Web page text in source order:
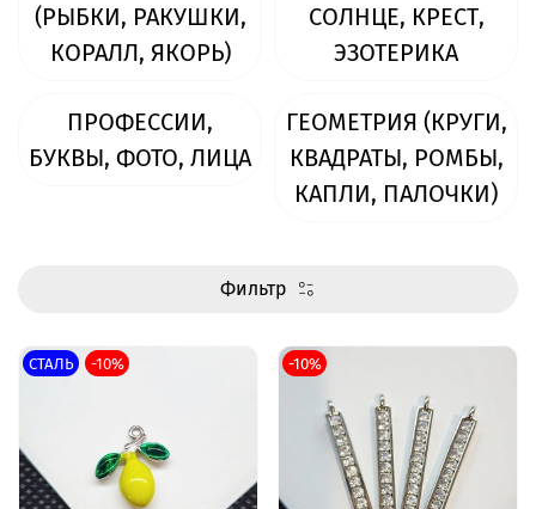
(РЫБКИ, РАКУШКИ,
КОРАЛЛ, ЯКОРЬ)
СОЛНЦЕ, КРЕСТ,
ЭЗОТЕРИКА
ПРОФЕССИИ,
БУКВЫ, ФОТО, ЛИЦА
ГЕОМЕТРИЯ (КРУГИ,
КВАДРАТЫ, РОМБЫ,
КАПЛИ, ПАЛОЧКИ)
СТАЛЬ -10% -10%
Фильтр